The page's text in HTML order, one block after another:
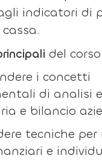
indicatori di
del
i concetti
di analisi
e bilancio
tecniche
e